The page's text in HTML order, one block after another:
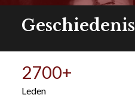
Geschiedenis
2700+
Leden